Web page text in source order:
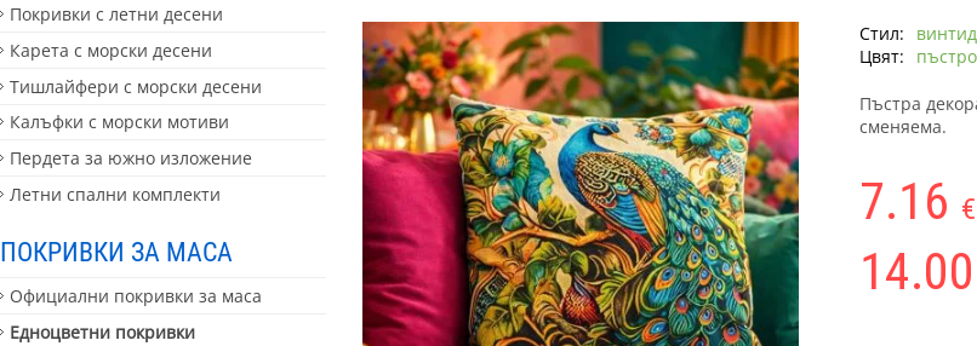
Покривки с летни десени
Карета с морски десени
Тишлайфери с морски десени
Калъфки с морски мотиви
Пердета за южно изложение
Летни спални комплекти
ПОКРИВКИ ЗА МАСА
Официални покривки за маса
Едноцветни покривки
Стил:
Цвят:
пъстро
Пъстра
сменяема.
7.16
14.00